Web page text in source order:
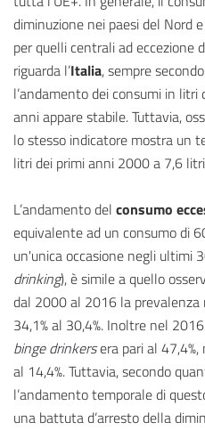
diminuzione nei paesi del Nord
per quelli centrali ad eccezione
riguarda l’Italia, sempre
l’andamento dei consumi in
anni appare stabile. Tuttavia,
lo stesso indicatore mostra un
litri dei primi anni 2000 a 7,6
L’andamento del consumo
equivalente ad un consumo di
un'unica occasione negli ultimi
drinking), è simile a quello
dal 2000 al 2016 la prevalenza
34,1% al 30,4%. Inoltre nel
binge drinkersera pari al
al 14,4%. Tuttavia, secondo
l’andamento temporale di
una battuta d’arresto della